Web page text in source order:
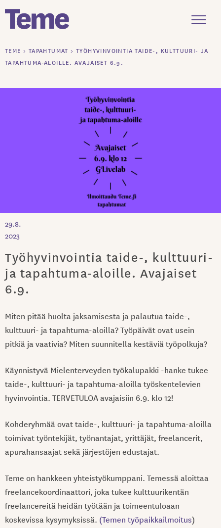
Siirry
sisältöön
TEME > TAPAHTUMAT >TYÖHYVINVOINTIA TAIDE-, KULTTUURI- JA
TAPAHTUMA-ALOILLE. AVAJAISET 6.9.
29.8.
2023
Työhyvinvointia taide-, kulttuuri-
ja tapahtuma-aloille. Avajaiset
6.9.
Miten pitää huolta jaksamisesta ja palautua taide-,
kulttuuri- ja tapahtuma-aloilla? Työpäivät ovat usein
pitkiä ja vaativia? Miten suunnitella kestäviä työpolkuja?
Käynnistyvä Mielenterveyden työkalupakki -hanke tukee
taide-, kulttuuri- ja tapahtuma-aloilla työskentelevien
hyvinvointia. TERVETULOA avajaisiin 6.9. klo 12!
Kohderyhmää ovat taide-, kulttuuri- ja tapahtuma-aloilla
toimivat työntekijät, työnantajat, yrittäjät, freelancerit,
apurahansaajat sekä järjestöjen edustajat.
Teme on hankkeen yhteistyökumppani. Temessä aloittaa
freelancekoordinaattori, joka tukee kulttuurikentän
freelancereitä heidän työtään ja toimeentuloaan
koskevissa kysymyksissä. (Temen työpaikkailmoitus)